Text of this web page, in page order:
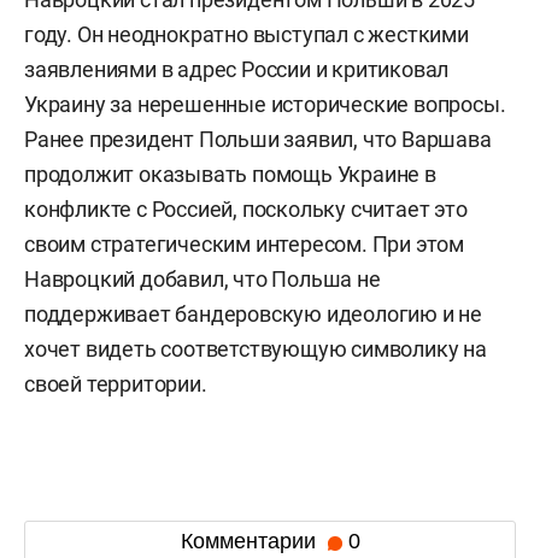
году. Он неоднократно выступал с жесткими
заявлениями в адрес России и критиковал
Украину за нерешенные исторические вопросы.
Ранее президент Польши заявил, что Варшава
продолжит оказывать помощь Украине в
конфликте с Россией, поскольку считает это
своим стратегическим интересом. При этом
Навроцкий добавил, что Польша не
поддерживает бандеровскую идеологию и не
хочет видеть соответствующую символику на
своей территории.
Комментарии 0